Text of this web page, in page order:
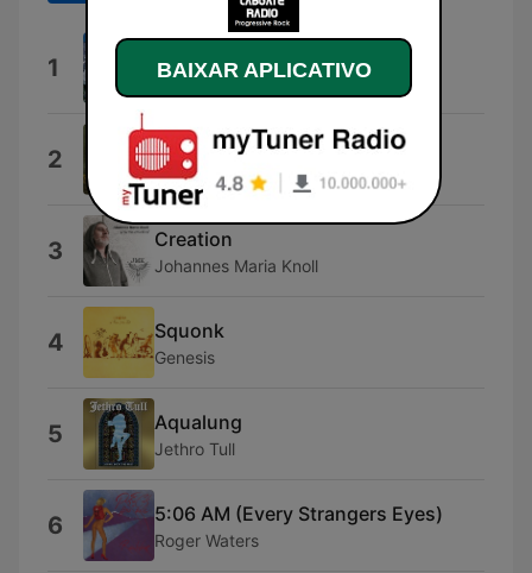
1 Silvretta Echo
2 The Hanging Tree
Arena
3 Creation
Johannes Maria Knoll
4 Squonk
Genesis
5 Aqualung
Jethro Tull
6 5:06 AM (Every Strangers Eyes)
Roger Waters
BAIXAR APLICATIVO